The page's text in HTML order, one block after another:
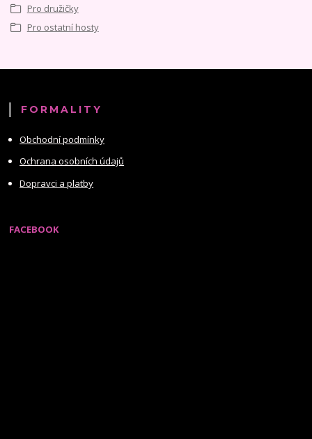
Pro družičky
Pro ostatní hosty
FORMALITY
Obchodní podmínky
Ochrana osobních údajů
Dopravci a platby
FACEBOOK